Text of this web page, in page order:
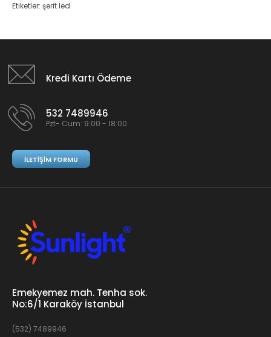
Etiketler: şerit led
Kredi Kartı Ödeme
532 7489946
Pzt- Cum: 9:00 - 18:00
İLETIŞIM FORMU
Emekyemez mah. Tenha sok.
No:6/1 Karaköy İstanbul
(532) 7489946